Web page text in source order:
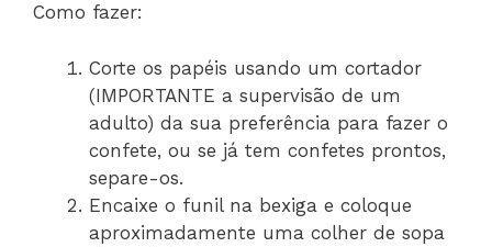
Como fazer:
Corte os papéis usando um cortador
(IMPORTANTE a supervisão de um
adulto) da sua preferência para fazer o
confete, ou se já tem confetes prontos,
separe-os.
Encaixe o funil na bexiga e coloque
aproximadamente uma colher de sopa